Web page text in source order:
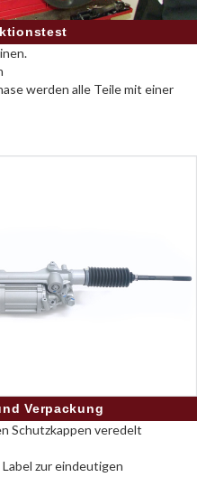
werden alle Teile mit einer
Verpackung
Schutzkappen veredelt
zur eindeutigen